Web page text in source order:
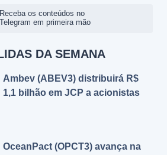
Receba os conteúdos no
Telegram em primeira mão
DA SEMANA
Ambev (ABEV3) distribuirá R$
1,1 bilhão em JCP a acionistas
OceanPact (OPCT3) avança na